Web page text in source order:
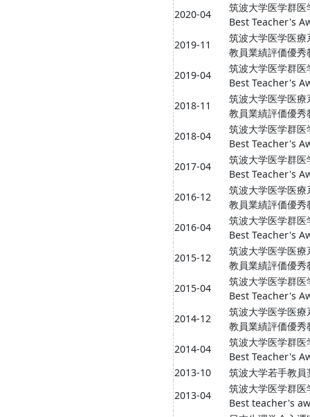
2020-04
筑波大学医学群医
Best Teacher's
2019-11
筑波大学医学医療
教員業績評価優秀
2019-04
筑波大学医学群医
Best Teacher's
2018-11
筑波大学医学医療
教員業績評価優秀
2018-04
筑波大学医学群医
Best Teacher's
2017-04
筑波大学医学群医
Best Teacher's
2016-12
筑波大学医学医療
教員業績評価優秀
2016-04
筑波大学医学群医
Best Teacher's
2015-12
筑波大学医学医療
教員業績評価優秀
2015-04
筑波大学医学群医
Best Teacher's
2014-12
筑波大学医学医療
教員業績評価優秀
2014-04
筑波大学医学群医
Best Teacher's
2013-10
筑波大学若手教員
2013-04
筑波大学医学群医
Best teacher's